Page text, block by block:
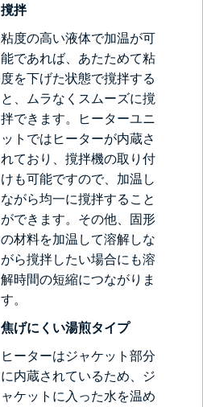
撹拌
粘度の高い液体で加温が可
能であれば、あたためて粘
度を下げた状態で撹拌する
と、ムラなくスムーズに撹
拌できます。ヒーターユニ
ットではヒーターが内蔵さ
れており、撹拌機の取り付
けも可能ですので、加温し
ながら均一に撹拌すること
ができます。その他、固形
の材料を加温して溶解しな
がら撹拌したい場合にも溶
解時間の短縮につながりま
す。
焦げにくい湯煎タイプ
ヒーターはジャケット部分
に内蔵されているため、ジ
ャケットに入った水を温め